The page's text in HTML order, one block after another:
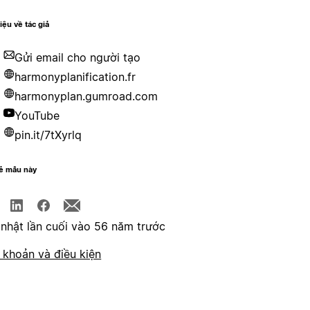
về tác giả
Gửi email cho người tạo
harmonyplanification.fr
harmonyplan.gumroad.com
YouTube
pin.it/7tXyrlq
mẫu này
lần cuối vào 56 năm trước
và điều kiện